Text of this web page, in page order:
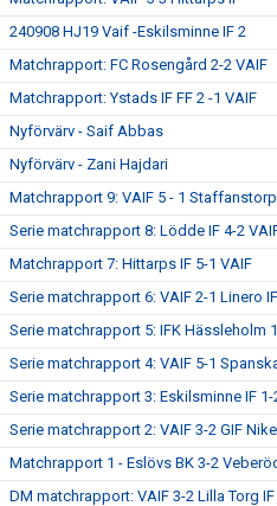
240908 HJ19 Vaif -Eskilsminne IF 2
Matchrapport: FC Rosengård 2-2 VAIF
Matchrapport: Ystads IF FF 2 -1 VAIF
Nyförvärv - Saif Abbas
Nyförvärv - Zani Hajdari
Matchrapport 9: VAIF 5 - 1
Serie matchrapport 8: Lödde IF 4-2
Matchrapport 7: Hittarps IF 5-1 VAIF
Serie matchrapport 6: VAIF 2-1 Linero IF
Serie matchrapport 5: IFK Hässleholm
Serie matchrapport 4: VAIF 5-1
Serie matchrapport 3: Eskilsminne IF 1-
Serie matchrapport 2: VAIF 3-2 GIF Nike
Matchrapport 1 - Eslövs BK 3-2
DM matchrapport: VAIF 3-2 Lilla Torg